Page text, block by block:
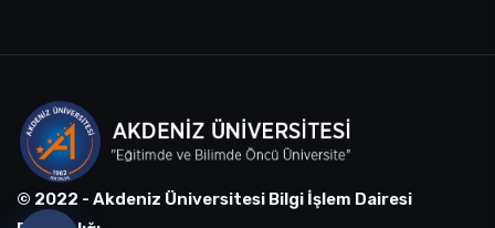
© 2022 - Akdeniz Üniversitesi Bilgi İşlem Dairesi